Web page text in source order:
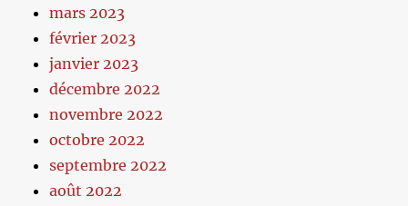
mars 2023
février 2023
janvier 2023
décembre 2022
novembre 2022
octobre 2022
septembre 2022
août 2022